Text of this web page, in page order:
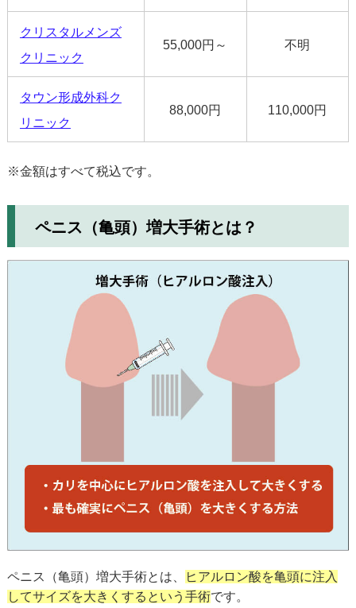
クリスタルメンズ
クリニック
55,000円～ 不明
タウン形成外科ク
リニック
88,000円 110,000円
※金額はすべて税込です。
ペニス（亀頭）増大手術とは？
ペニス（亀頭）増大手術とは、
ヒアルロン酸を亀頭に注入
してサイズを大きくするという手術です。